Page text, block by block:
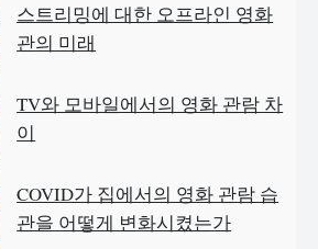
스트리밍에 대한 오프라인 영화
관의 미래
TV와 모바일에서의 영화 관람 차
이
COVID가 집에서의 영화 관람 습
관을 어떻게 변화시켰는가